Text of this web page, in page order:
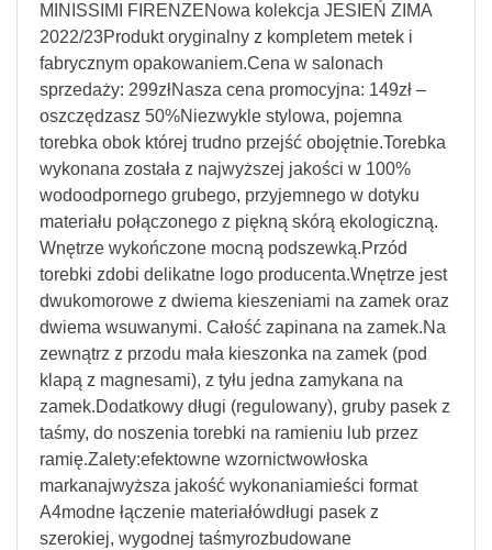
MINISSIMI FIRENZENowa kolekcja JESIEŃ ZIMA
2022/23Produkt oryginalny z kompletem metek i
fabrycznym opakowaniem.Cena w salonach
sprzedaży: 299złNasza cena promocyjna: 149zł –
oszczędzasz 50%Niezwykle stylowa, pojemna
torebka obok której trudno przejść obojętnie.Torebka
wykonana została z najwyższej jakości w 100%
wodoodpornego grubego, przyjemnego w dotyku
materiału połączonego z piękną skórą ekologiczną.
Wnętrze wykończone mocną podszewką.Przód
torebki zdobi delikatne logo producenta.Wnętrze jest
dwukomorowe z dwiema kieszeniami na zamek oraz
dwiema wsuwanymi. Całość zapinana na zamek.Na
zewnątrz z przodu mała kieszonka na zamek (pod
klapą z magnesami), z tyłu jedna zamykana na
zamek.Dodatkowy długi (regulowany), gruby pasek z
taśmy, do noszenia torebki na ramieniu lub przez
ramię.Zalety:efektowne wzornictwowłoska
markanajwyższa jakość wykonaniamieści format
A4modne łączenie materiałówdługi pasek z
szerokiej, wygodnej taśmyrozbudowane